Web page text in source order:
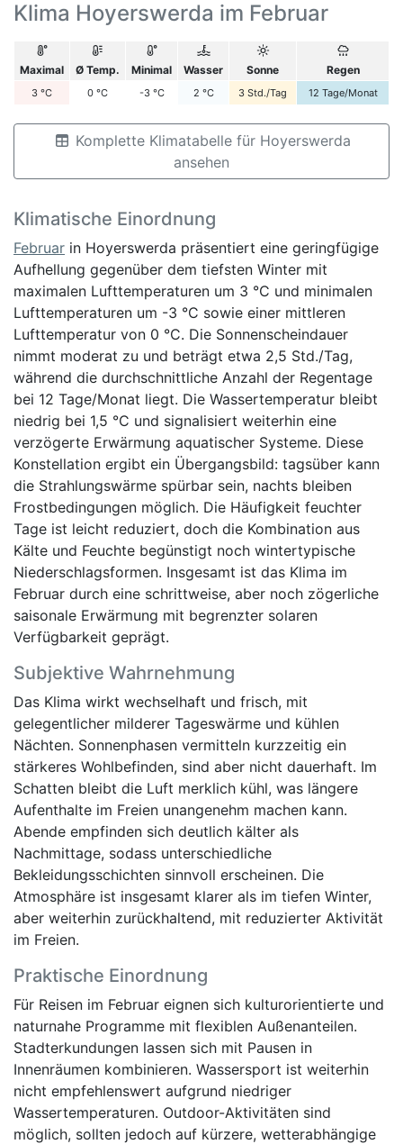
Klima Hoyerswerda im Februar
Maximal Ø Temp. Minimal Wasser Sonne Regen
3 °C 0 °C -3 °C 2 °C 3 Std./Tag 12 Tage/Monat
Komplette Klimatabelle für Hoyerswerda
ansehen
Klimatische Einordnung
Februar in Hoyerswerda präsentiert eine geringfügige
Aufhellung gegenüber dem tiefsten Winter mit
maximalen Lufttemperaturen um 3 °C und minimalen
Lufttemperaturen um -3 °C sowie einer mittleren
Lufttemperatur von 0 °C. Die Sonnenscheindauer
nimmt moderat zu und beträgt etwa 2,5 Std./Tag,
während die durchschnittliche Anzahl der Regentage
bei 12 Tage/Monat liegt. Die Wassertemperatur bleibt
niedrig bei 1,5 °C und signalisiert weiterhin eine
verzögerte Erwärmung aquatischer Systeme. Diese
Konstellation ergibt ein Übergangsbild: tagsüber kann
die Strahlungswärme spürbar sein, nachts bleiben
Frostbedingungen möglich. Die Häufigkeit feuchter
Tage ist leicht reduziert, doch die Kombination aus
Kälte und Feuchte begünstigt noch wintertypische
Niederschlagsformen. Insgesamt ist das Klima im
Februar durch eine schrittweise, aber noch zögerliche
saisonale Erwärmung mit begrenzter solaren
Verfügbarkeit geprägt.
Subjektive Wahrnehmung
Das Klima wirkt wechselhaft und frisch, mit
gelegentlicher milderer Tageswärme und kühlen
Nächten. Sonnenphasen vermitteln kurzzeitig ein
stärkeres Wohlbefinden, sind aber nicht dauerhaft. Im
Schatten bleibt die Luft merklich kühl, was längere
Aufenthalte im Freien unangenehm machen kann.
Abende empfinden sich deutlich kälter als
Nachmittage, sodass unterschiedliche
Bekleidungsschichten sinnvoll erscheinen. Die
Atmosphäre ist insgesamt klarer als im tiefen Winter,
aber weiterhin zurückhaltend, mit reduzierter Aktivität
im Freien.
Praktische Einordnung
Für Reisen im Februar eignen sich kulturorientierte und
naturnahe Programme mit flexiblen Außenanteilen.
Stadterkundungen lassen sich mit Pausen in
Innenräumen kombinieren. Wassersport ist weiterhin
nicht empfehlenswert aufgrund niedriger
Wassertemperaturen. Outdoor-Aktivitäten sind
möglich, sollten jedoch auf kürzere, wetterabhängige